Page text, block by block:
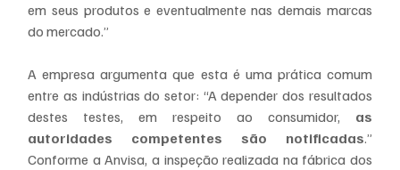
em seus produtos e eventualmente nas demais marcas
do mercado.”
A empresa argumenta que esta é uma prática comum
entre as indústrias do setor: “A depender dos resultados
destes testes, em respeito ao consumidor, as
autoridades competentes são notificadas.”
Conforme a Anvisa, a inspeção realizada na fábrica dos